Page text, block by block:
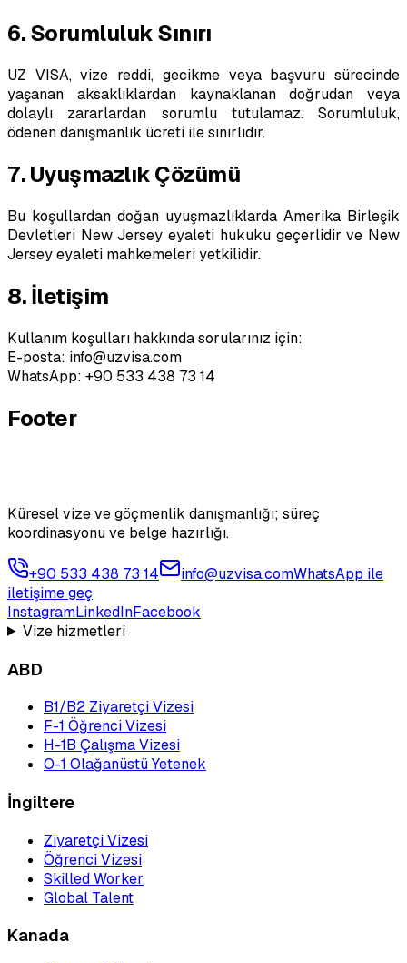
6. Sorumluluk Sınırı
UZ VISA, vize reddi, gecikme veya başvuru sürecinde
yaşanan aksaklıklardan kaynaklanan doğrudan veya
dolaylı zararlardan sorumlu tutulamaz. Sorumluluk,
ödenen danışmanlık ücreti ile sınırlıdır.
7. Uyuşmazlık Çözümü
Bu koşullardan doğan uyuşmazlıklarda Amerika Birleşik
Devletleri New Jersey eyaleti hukuku geçerlidir ve New
Jersey eyaleti mahkemeleri yetkilidir.
8. İletişim
Kullanım koşulları hakkında sorularınız için:
E-posta: info@uzvisa.com
WhatsApp: +90 533 438 73 14
Footer
Küresel vize ve göçmenlik danışmanlığı; süreç
koordinasyonu ve belge hazırlığı.
+90 533 438 73 14 info@uzvisa.comWhatsApp ile
iletişime geç
InstagramLinkedInFacebook
Vize hizmetleri
ABD
B1/B2 Ziyaretçi Vizesi
F-1 Öğrenci Vizesi
H-1B Çalışma Vizesi
O-1 Olağanüstü Yetenek
İngiltere
Ziyaretçi Vizesi
Öğrenci Vizesi
Skilled Worker
Global Talent
Kanada